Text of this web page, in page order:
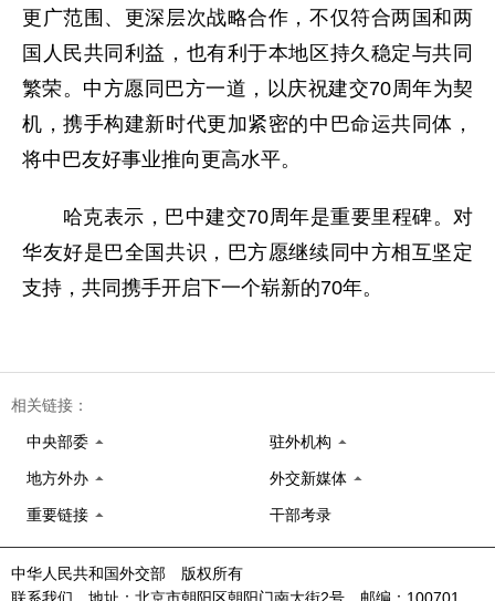
更广范围、更深层次战略合作，不仅符合两国和两
国人民共同利益，也有利于本地区持久稳定与共同
繁荣。中方愿同巴方一道，以庆祝建交70周年为契
机，携手构建新时代更加紧密的中巴命运共同体，
将中巴友好事业推向更高水平。
哈克表示，巴中建交70周年是重要里程碑。对
华友好是巴全国共识，巴方愿继续同中方相互坚定
支持，共同携手开启下一个崭新的70年。
相关链接：
中央部委 驻外机构
地方外办 外交新媒体
重要链接 干部考录
中华人民共和国外交部 版权所有